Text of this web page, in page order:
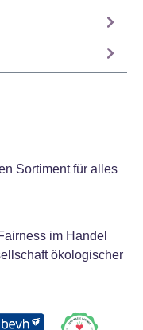
Sortiment für alles
im Handel
ökologischer